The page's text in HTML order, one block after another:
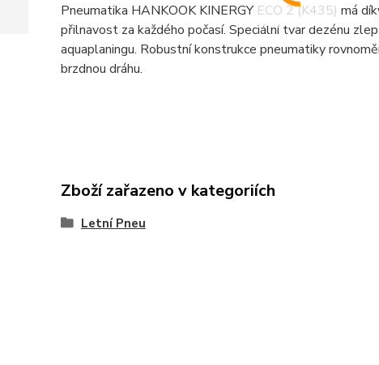
Pneumatika HANKOOK KINERGY ECO 2 (K435) má
přilnavost za každého počasí. Speciální tvar dezénu
aquaplaningu. Robustní konstrukce pneumatiky
brzdnou dráhu.
Zboží zařazeno v kategoriích
Letní Pneu